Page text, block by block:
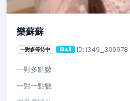
樂蘇蘇
一對多等待中 i349 ID: i349_300978
一對多點數
一對一點數